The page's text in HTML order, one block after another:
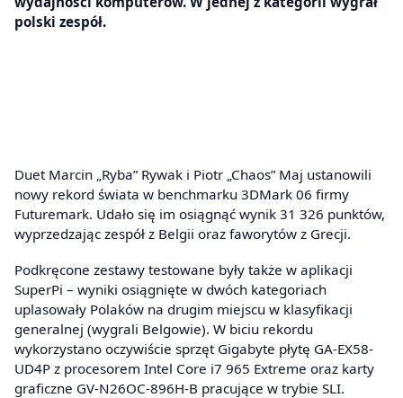
polski zespół.
Duet Marcin „Ryba” Rywak i Piotr „Chaos” Maj ustanowili
nowy rekord świata w benchmarku 3DMark 06 firmy
Futuremark. Udało się im osiągnąć wynik 31 326 punktów,
wyprzedzając zespół z Belgii oraz faworytów z Grecji.
Podkręcone zestawy testowane były także w aplikacji
SuperPi – wyniki osiągnięte w dwóch kategoriach
uplasowały Polaków na drugim miejscu w klasyfikacji
generalnej (wygrali Belgowie). W biciu rekordu
wykorzystano oczywiście sprzęt Gigabyte płytę GA-EX58-
UD4P z procesorem Intel Core i7 965 Extreme oraz karty
graficzne GV-N26OC-896H-B pracujące w trybie SLI.